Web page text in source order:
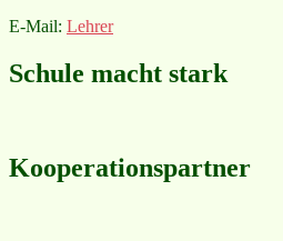
E-Mail: Lehrer
Schule macht stark
Kooperationspartner